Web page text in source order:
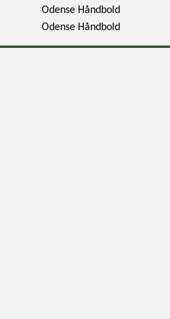
Odense Håndbold
Odense Håndbold